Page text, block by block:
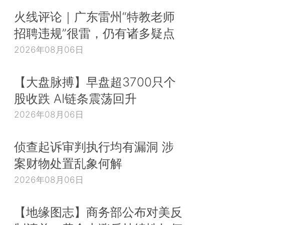
火线评论｜广东雷州“特教老师
招聘违规”很雷，仍有诸多疑点
2026年08月06日
【大盘脉搏】早盘超3700只个
股收跌 AI链条震荡回升
2026年08月06日
侦查起诉审判执行均有漏洞 涉
案财物处置乱象何解
2026年08月06日
【地缘图志】商务部公布对美反